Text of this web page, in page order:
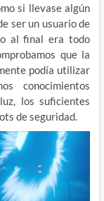
si llevase algún
ser un usuario de
al final era todo
que la
podía utilizar
conocimientos
los suficientes
de seguridad.